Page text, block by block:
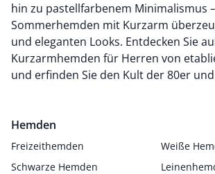
hin zu pastellfarbenem Minimalismus
Sommerhemden mit Kurzarm
und eleganten Looks. Entdecken Sie
Kurzarmhemden für Herren von
und erfinden Sie den Kult der 80er
Hemden
Freizeithemden
Weiße
Schwarze Hemden